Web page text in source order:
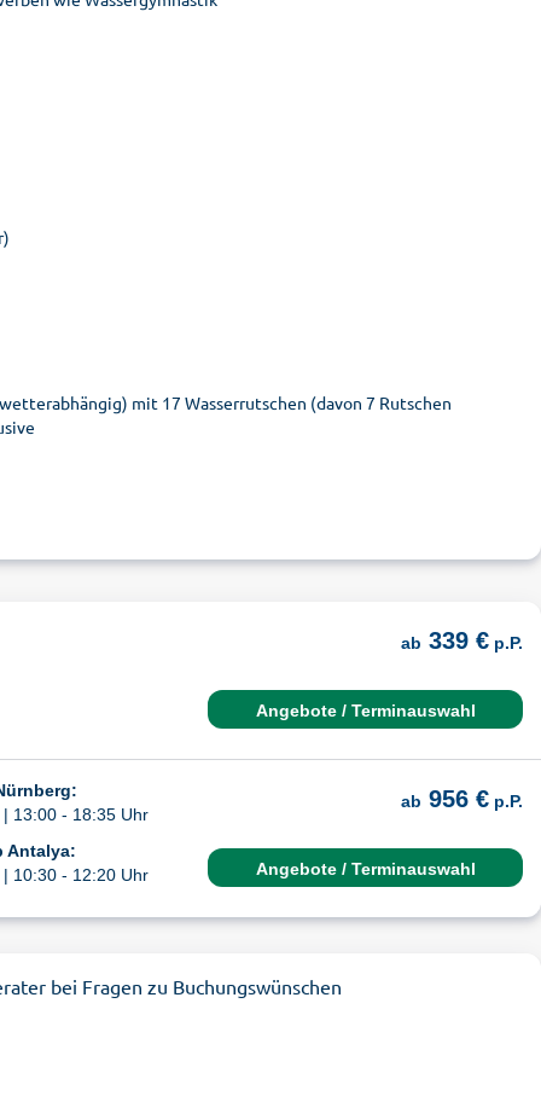
mit 17 Wasserrutschen (davon 7 Rutschen
ab 339 € p.P.
Angebote / Terminauswahl
13:00 - 18:35 Uhr
Antalya:
10:30 - 12:20 Uhr
ab 956 € p.P.
Angebote / Terminauswahl
bei Fragen zu Buchungswünschen